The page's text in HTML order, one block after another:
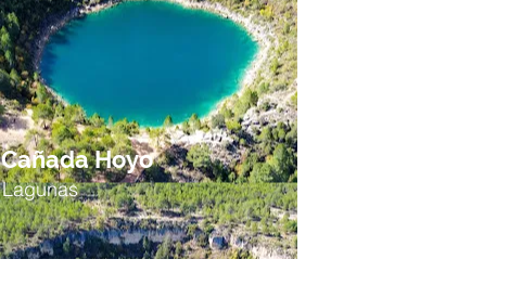
Cañada Hoyo
Lagunas